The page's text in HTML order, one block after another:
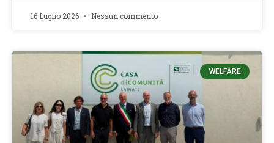
16 Luglio 2026 Nessun commento
WELFARE